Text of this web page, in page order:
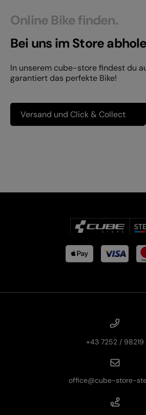
Online Bike finden.
Bei uns im Store
In unserem cube-store findest du
garantiert das perfekte Bike!
Versand und Click & Collect
+43 7252 / 98219
office@cube-store-